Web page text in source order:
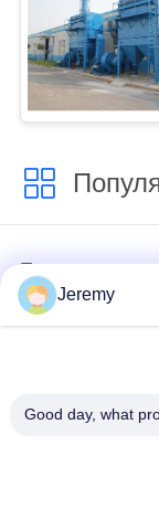
линия ОСБ
Jeremy
Good day, what